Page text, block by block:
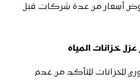
أسعار من عدة شركات قبل
خزانات المياه
للخزانات للتأكد من عدم